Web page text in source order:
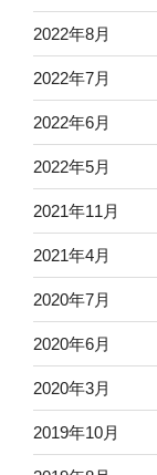
2022年8月
2022年7月
2022年6月
2022年5月
2021年11月
2021年4月
2020年7月
2020年6月
2020年3月
2019年10月